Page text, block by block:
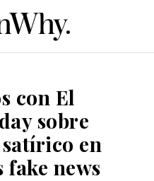
con El
sobre
en
fake news